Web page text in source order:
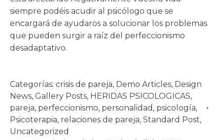
siempre podéis acudir al psicólogo que se
encargará de ayudaros a solucionar los problemas
que pueden surgir a raíz del perfeccionismo
desadaptativo.
Categorías: crisis de pareja, Demo Articles, Design
News, Gallery Posts, HERIDAS PSICOLOGICAS,
pareja, perfeccionismo, personalidad , psicología,
Psicoterapia, relaciones de pareja, Standard Post,
Uncategorized